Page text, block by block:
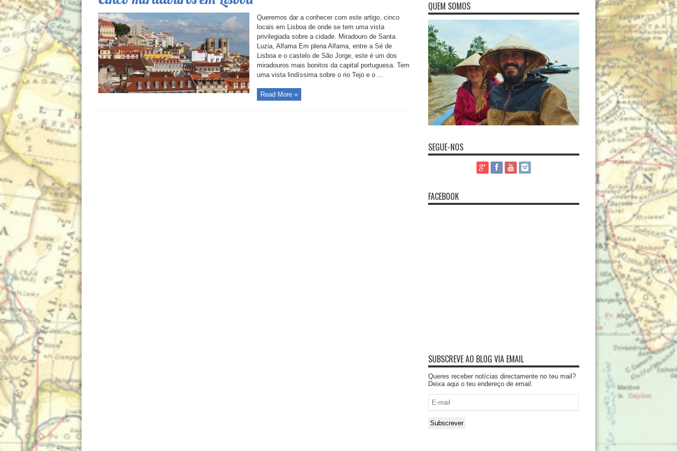
Queremos dar a conhecer com este artigo, cinco
locais em Lisboa de onde se tem uma vista
privilegiada sobre a cidade. Miradouro de Santa
Luzia, Alfama Em plena Alfama, entre a Sé de
Lisboa e o castelo de São Jorge, este é um dos
miradouros mais bonitos da capital portuguesa. Tem
uma vista lindíssima sobre o rio Tejo e o ...
Read More »
QUEM SOMOS
SEGUE-NOS
FACEBOOK
SUBSCREVE AO BLOG VIA EMAIL
Queres receber notícias directamente no teu mail?
Deixa aqui o teu endereço de email.
mail
Subscrever